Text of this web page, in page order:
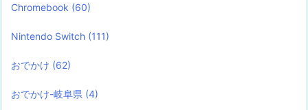
Chromebook (60)
Nintendo Switch (111)
おでかけ (62)
おでかけ-岐阜県 (4)